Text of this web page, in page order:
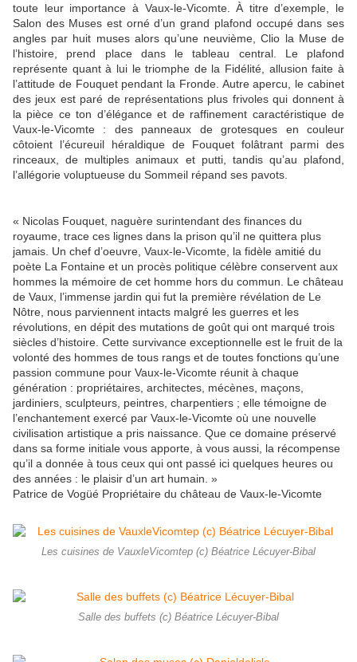
toute leur importance à Vaux-le-Vicomte. À titre d’exemple, le
Salon des Muses est orné d’un grand plafond occupé dans ses
angles par huit muses alors qu’une neuvième, Clio la Muse de
l’histoire, prend place dans le tableau central. Le plafond
représente quant à lui le triomphe de la Fidélité, allusion faite à
l’attitude de Fouquet pendant la Fronde. Autre apercu, le cabinet
des jeux est paré de représentations plus frivoles qui donnent à
la pièce ce ton d’élégance et de raffinement caractéristique de
Vaux-le-Vicomte : des panneaux de grotesques en couleur
côtoient l’écureuil héraldique de Fouquet folâtrant parmi des
rinceaux, de multiples animaux et putti, tandis qu’au plafond,
l’allégorie voluptueuse du Sommeil répand ses pavots.
« Nicolas Fouquet, naguère surintendant des finances du
royaume, trace ces lignes dans la prison qu’il ne quittera plus
jamais. Un chef d’oeuvre, Vaux-le-Vicomte, la fidèle amitié du
poète La Fontaine et un procès politique célèbre conservent aux
hommes la mémoire de cet homme hors du commun. Le château
de Vaux, l’immense jardin qui fut la première révélation de Le
Nôtre, nous parviennent intacts malgré les guerres et les
révolutions, en dépit des mutations de goût qui ont marqué trois
siècles d’histoire. Cette survivance exceptionnelle est le fruit de la
volonté des hommes de tous rangs et de toutes fonctions qu’une
passion commune pour Vaux-le-Vicomte réunit à chaque
génération : propriétaires, architectes, mécènes, maçons,
jardiniers, sculpteurs, peintres, charpentiers ; elle témoigne de
l’enchantement exercé par Vaux-le-Vicomte où une nouvelle
civilisation artistique a pris naissance. Que ce domaine préservé
dans sa forme initiale vous apporte, à vous aussi, la récompense
qu’il a donnée à tous ceux qui ont passé ici quelques heures ou
des années : le plaisir d’un art humain. »
Patrice de Vogüé Propriétaire du château de Vaux-le-Vicomte
Les cuisines de VauxleVicomtep (c) Béatrice Lécuyer-Bibal
Salle des buffets (c) Béatrice Lécuyer-Bibal